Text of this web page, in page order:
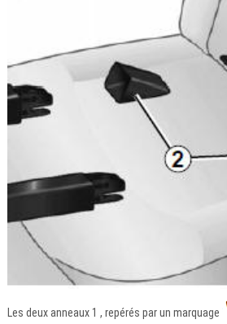
Les deux anneaux 1 , repérés par un marquage